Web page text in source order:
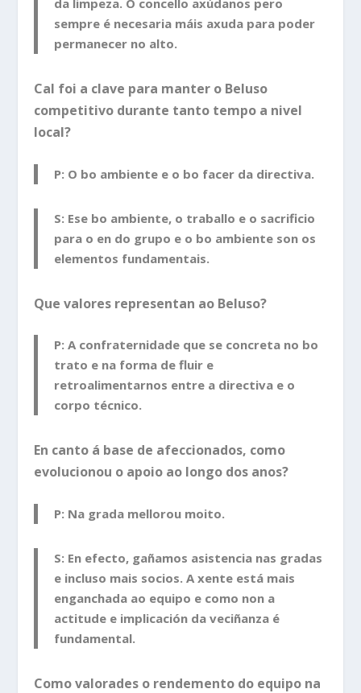
sempre é necesaria máis axuda para poder
permanecer no alto.
Cal foi a clave para manter o Beluso
competitivo durante tanto tempo a nivel
local?
P: O bo ambiente e o bo facer da directiva.
S: Ese bo ambiente, o traballo e o sacrificio
para o en do grupo e o bo ambiente son os
elementos fundamentais.
Que valores representan ao Beluso?
P: A confraternidade que se concreta no bo
trato e na forma de fluir e
retroalimentarnos entre a directiva e o
corpo técnico.
En canto á base de afeccionados, como
evolucionou o apoio ao longo dos anos?
P: Na grada mellorou moito.
S: En efecto, gañamos asistencia nas gradas
e incluso mais socios. A xente está mais
enganchada ao equipo e como non a
actitude e implicación da veciñanza é
fundamental.
Como valorades o rendemento do equipo na